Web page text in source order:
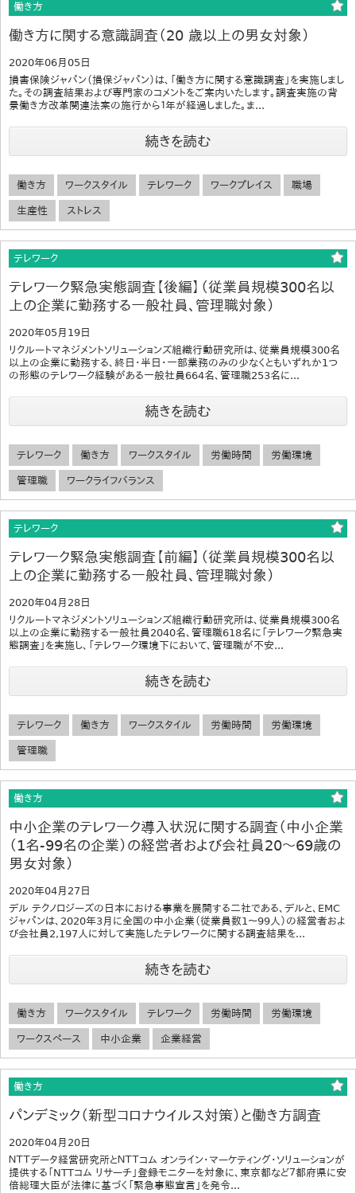
働き方
働き方に関する意識調査（20 歳以上の男女対象）
2020年06月05日
損害保険ジャパン（損保ジャパン）は、「働き方に関する意識調査」を実施しまし
た。その調査結果および専門家のコメントをご案内いたします。調査実施の背
景働き方改革関連法案の施行から１年が経過しました。ま...
続きを読む
働き方 ワークスタイル テレワーク ワークプレイス 職場
生産性 ストレス
テレワーク
テレワーク緊急実態調査【後編】（従業員規模300名以
上の企業に勤務する一般社員、管理職対象）
2020年05月19日
リクルートマネジメントソリューションズ組織行動研究所は、従業員規模300名
以上の企業に勤務する、終日・半日・一部業務のみの少なくともいずれか1つ
の形態のテレワーク経験がある一般社員664名、管理職253名に...
続きを読む
テレワーク 働き方 ワークスタイル 労働時間 労働環境
管理職 ワークライフバランス
テレワーク
テレワーク緊急実態調査【前編】（従業員規模300名以
上の企業に勤務する一般社員、管理職対象）
2020年04月28日
リクルートマネジメントソリューションズ組織行動研究所は、従業員規模300名
以上の企業に勤務する一般社員2040名、管理職618名に「テレワーク緊急実
態調査」を実施し、「テレワーク環境下において、管理職が不安...
続きを読む
テレワーク 働き方 ワークスタイル 労働時間 労働環境
管理職
働き方
中小企業のテレワーク導入状況に関する調査（中小企業
（1名-99名の企業）の経営者および会社員20～69歳の
男女対象）
2020年04月27日
デル テクノロジーズの日本における事業を展開する二社である、デルと、EMC
ジャパンは、2020年3月に全国の中小企業（従業員数1～99人）の経営者およ
び会社員2,197人に対して実施したテレワークに関する調査結果を...
続きを読む
働き方 ワークスタイル テレワーク 労働時間 労働環境
ワークスペース 中小企業 企業経営
働き方
パンデミック（新型コロナウイルス対策）と働き方調査
2020年04月20日
ＮＴＴデータ経営研究所とＮＴＴコム オンライン・マーケティング・ソリューションが
提供する「NTTコム リサーチ」登録モニターを対象に、東京都など７都府県に安
倍総理大臣が法律に基づく「緊急事態宣言」を発令...